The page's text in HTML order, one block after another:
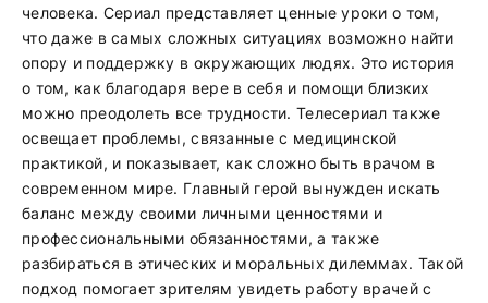
человека. Сериал представляет ценные уроки о том,
что даже в самых сложных ситуациях возможно найти
опору и поддержку в окружающих людях. Это история
о том, как благодаря вере в себя и помощи близких
можно преодолеть все трудности. Телесериал также
освещает проблемы, связанные с медицинской
практикой, и показывает, как сложно быть врачом в
современном мире. Главный герой вынужден искать
баланс между своими личными ценностями и
профессиональными обязанностями, а также
разбираться в этических и моральных дилеммах. Такой
подход помогает зрителям увидеть работу врачей с